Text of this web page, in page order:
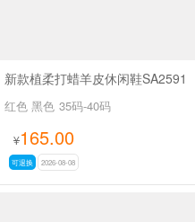
新款植柔打蜡羊皮休闲鞋SA2591
红色 黑色 35码-40码
¥165.00
可退换 2026-08-08